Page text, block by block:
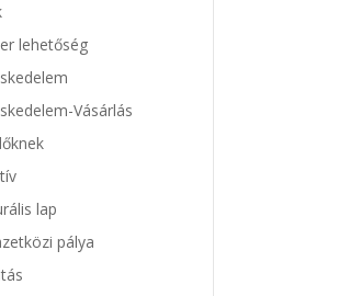
lehetőség
Vásárlás
lap
pálya